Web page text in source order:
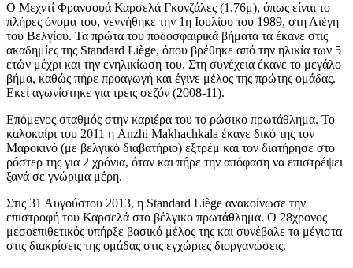
Ο Μεχντί Φρανσουά Καρσελά Γκονζάλες (1.76μ), όπως είναι το
πλήρες όνομα του, γεννήθηκε την 1η Ιουλίου του 1989, στη Λιέγη
του Βελγίου. Τα πρώτα του ποδοσφαιρικά βήματα τα έκανε στις
ακαδημίες της Standard Liège, όπου βρέθηκε από την ηλικία των 5
ετών μέχρι και την ενηλικίωση του. Στη συνέχεια έκανε το μεγάλο
βήμα, καθώς πήρε προαγωγή και έγινε μέλος της πρώτης ομάδας.
Εκεί αγωνίστηκε για τρεις σεζόν (2008-11).
Επόμενος σταθμός στην καριέρα του το ρώσικο πρωτάθλημα. Το
καλοκαίρι του 2011 η Anzhi Makhachkala έκανε δικό της τον
Μαροκινό (με βελγικό διαβατήριο) εξτρέμ και τον διατήρησε στο
ρόστερ της για 2 χρόνια, όταν και πήρε την απόφαση να επιστρέψει
ξανά σε γνώριμα μέρη.
Στις 31 Αυγούστου 2013, η Standard Liège ανακοίνωσε την
επιστροφή του Καρσελά στο βέλγικο πρωτάθλημα. Ο 28χρονος
μεσοεπιθετικός υπήρξε βασικό μέλος της και συνέβαλε τα μέγιστα
στις διακρίσεις της ομάδας στις εγχώριες διοργανώσεις.